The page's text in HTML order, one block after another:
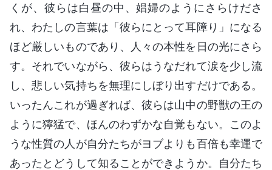
くが、彼らは白昼の中、娼婦のようにさらけださ
れ、わたしの言葉は「彼らにとって耳障り」になる
ほど厳しいものであり、人々の本性を日の光にさら
す。それでいながら、彼らはうなだれて涙を少し流
し、悲しい気持ちを無理にしぼり出すだけである。
いったんこれが過ぎれば、彼らは山中の野獣の王の
ように獰猛で、ほんのわずかな自覚もない。このよ
うな性質の人が自分たちがヨブよりも百倍も幸運で
あったとどうして知ることができようか。自分たち